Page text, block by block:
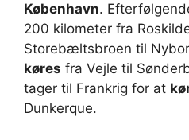
København.
200 kilometer fra
Storebæltsbroen til
køres fra Vejle til
tager til Frankrig for at
Dunkerque.